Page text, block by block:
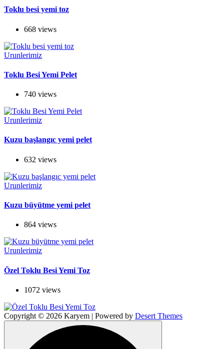
Toklu besi yemi toz
668 views
Urunlerimiz
Toklu Besi Yemi Pelet
740 views
Urunlerimiz
Kuzu başlangıc yemi pelet
632 views
Urunlerimiz
Kuzu büyütme yemi pelet
864 views
Urunlerimiz
Özel Toklu Besi Yemi Toz
1072 views
Copyright © 2026 Karyem | Powered by Desert Themes